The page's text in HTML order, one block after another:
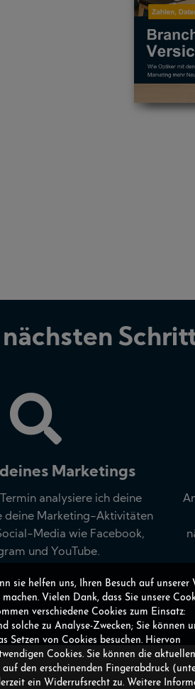
Marketings
analysiere ich deine
deine Marketing-Aktivitäten
Media wie Facebook,
und YouTube.
sie helfen uns, Ihren Besuch auf unserer
Vielen Dank, dass Sie unsere
verschiedene Cookies zum Einsatz:
solche zu Analyse-Zwecken; Sie können
Setzen von Cookies besuchen. Hiervon
Cookies. Sie können die aktuellen
den erscheinenden Fingerabdruck
ein Widerrufsrecht zu. Weitere